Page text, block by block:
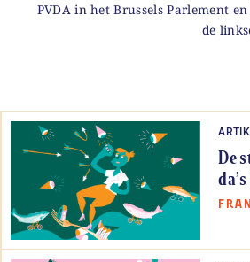
PVDA in het Brussels Parlement
de
De